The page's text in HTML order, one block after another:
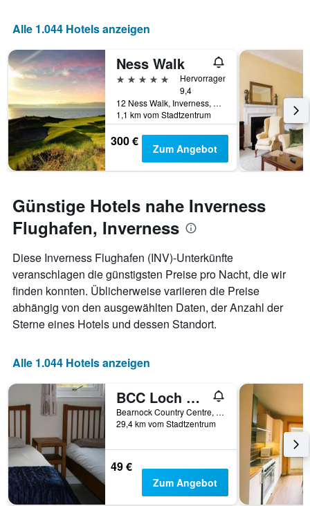
der
Tage
vor
dem
Aufenthalt
anzeigt
Das
Diagramm
hat
1
Y-
den
durchschnittlichen
Zimmerpreis
Alle 1.044 Hotels anzeigen
Ness Walk
5 Sterne
Hervorragend
9,4
12 Ness Walk, Inverness, Großbritannien
1,1 km vom Stadtzentrum
300 € Zum Angebot
Günstige Hotels nahe Inverness
Flughafen, Inverness
Diese Inverness Flughafen (INV)-Unterkünfte
veranschlagen die günstigsten Preise pro Nacht, die wir
finden konnten. Üblicherweise variieren die Preise
abhängig von den ausgewählten Daten, der Anzahl der
Sterne eines Hotels und dessen Standort.
Alle 1.044 Hotels anzeigen
BCC Loch Ness Hostel
Bearnock Country Centre, Inverness, Großbritannien
29,4 km vom Stadtzentrum
49 €
Zum Angebot